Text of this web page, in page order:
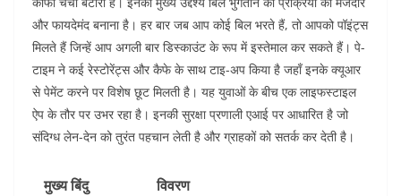
और फायदेमंद बनाना है। हर बार जब आप कोई बिल भरते हैं, तो आपको पॉइंट्स
मिलते हैं जिन्हें आप अगली बार डिस्काउंट के रूप में इस्तेमाल कर सकते हैं। पे-
टाइम ने कई रेस्टोरेंट्स और कैफे के साथ टाइ-अप किया है जहाँ इनके क्यूआर
से पेमेंट करने पर विशेष छूट मिलती है। यह युवाओं के बीच एक लाइफस्टाइल
ऐप के तौर पर उभर रहा है। इनकी सुरक्षा प्रणाली एआई पर आधारित है जो
संदिग्ध लेन-देन को तुरंत पहचान लेती है और ग्राहकों को सतर्क कर देती है।
मुख्य बिंदु
विवरण